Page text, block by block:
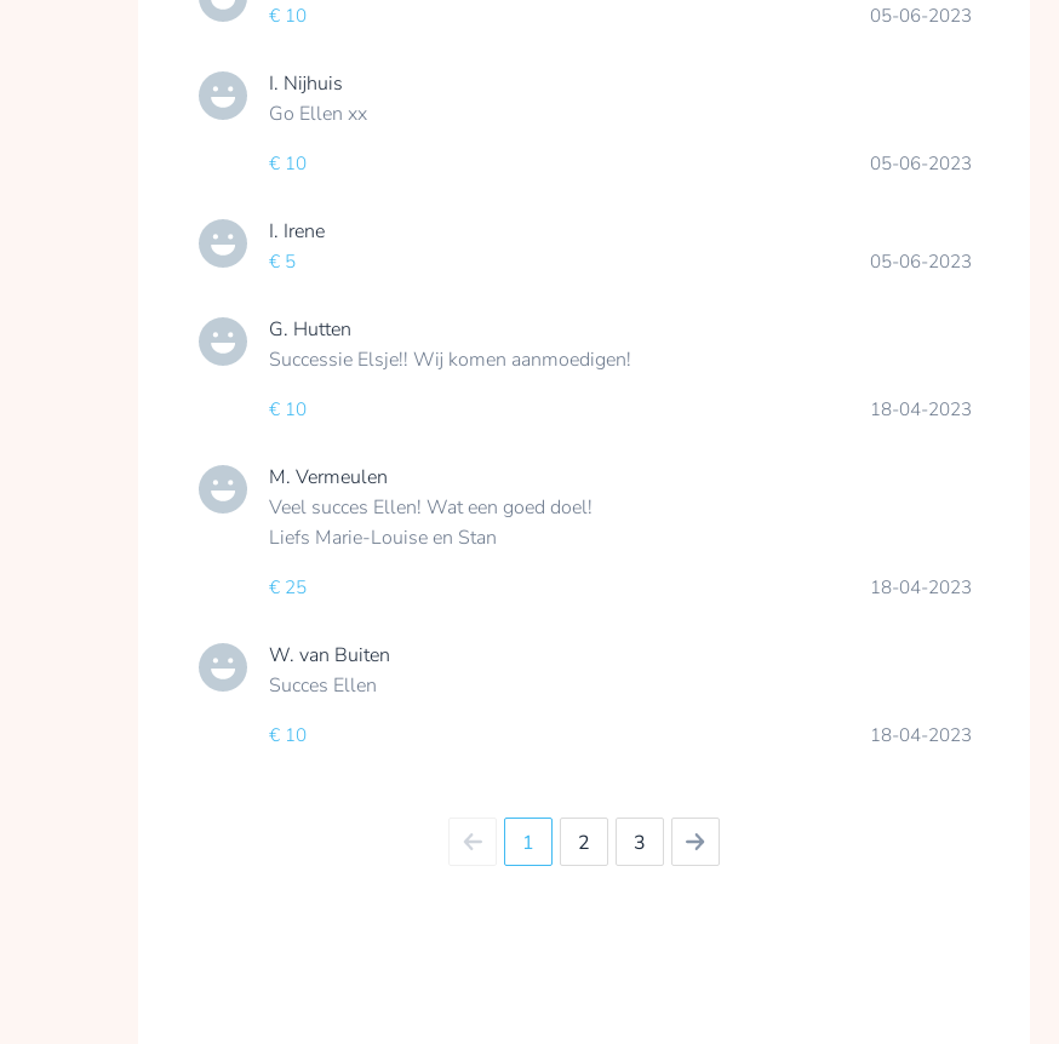
€ 10 05-06-2023
I. Nijhuis
Go Ellen xx
€ 10 05-06-2023
I. Irene
€ 5 05-06-2023
G. Hutten
Successie Elsje!! Wij komen aanmoedigen!
€ 10 18-04-2023
M. Vermeulen
Veel succes Ellen! Wat een goed doel!
Liefs Marie-Louise en Stan
€ 25 18-04-2023
W. van Buiten
Succes Ellen
€ 10 18-04-2023
1 2 3